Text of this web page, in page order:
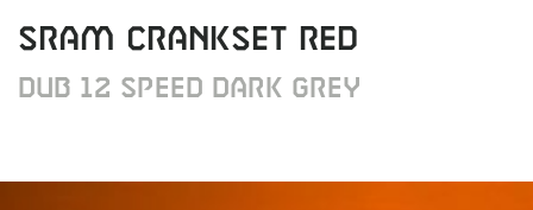
SRAM CRANKSET RED
DUB 12 SPEED DARK GREY